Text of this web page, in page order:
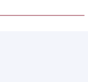
con accesso da
la Segreteria.